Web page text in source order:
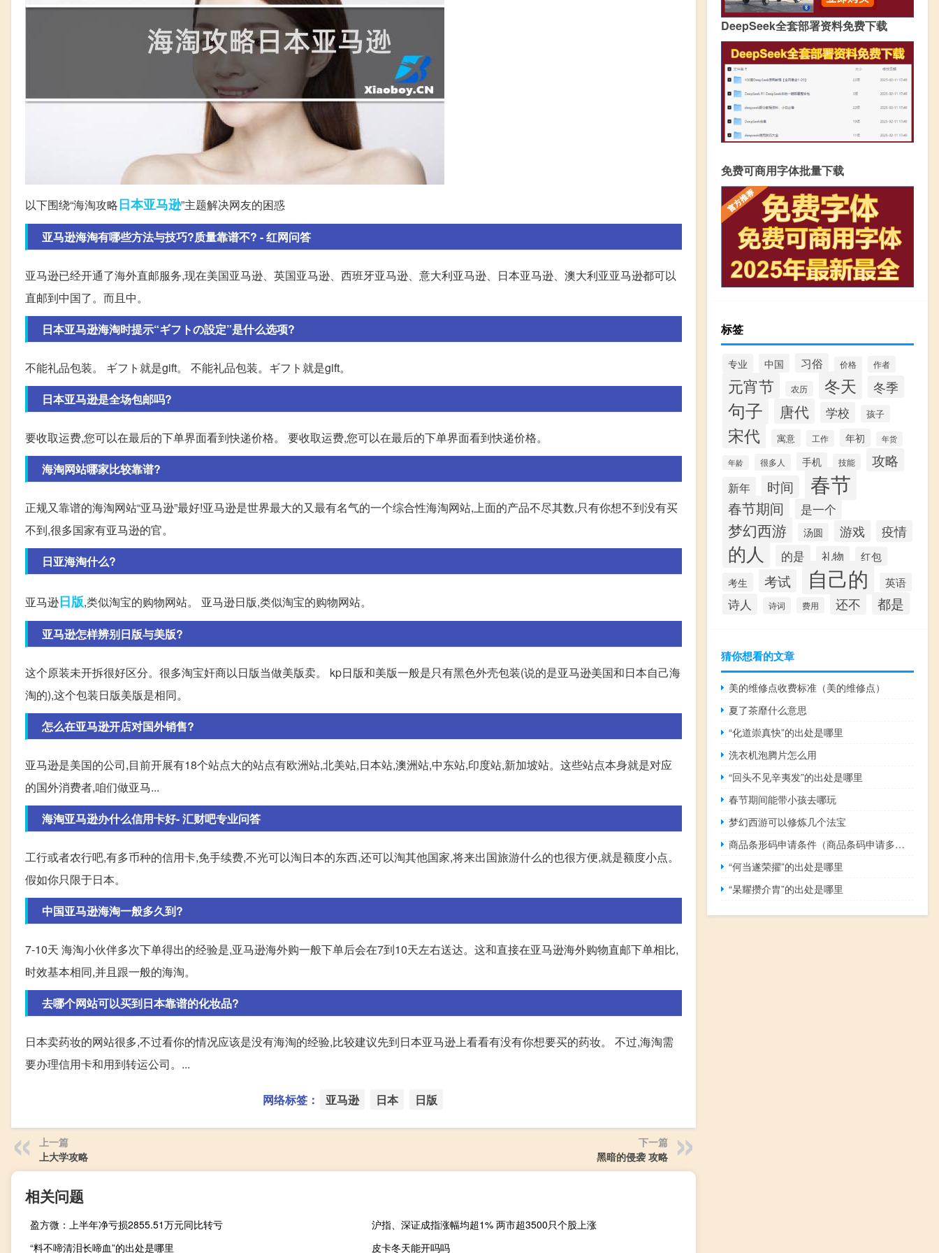
以下围绕“海淘攻略日本亚马逊”主题解决网友的困惑
亚马逊海淘有哪些方法与技巧?质量靠谱不? - 红网问答
亚马逊已经开通了海外直邮服务,现在美国亚马逊、英国亚马逊、西班牙亚马逊、意大利亚马逊、日本亚马逊、澳大利亚亚马逊都可以
直邮到中国了。而且中。
日本亚马逊海淘时提示“ギフトの設定”是什么选项?
不能礼品包装。 ギフト就是gift。 不能礼品包装。ギフト就是gift。
日本亚马逊是全场包邮吗?
要收取运费,您可以在最后的下单界面看到快递价格。 要收取运费,您可以在最后的下单界面看到快递价格。
海淘网站哪家比较靠谱?
正规又靠谱的海淘网站“亚马逊”最好!亚马逊是世界最大的又最有名气的一个综合性海淘网站,上面的产品不尽其数,只有你想不到没有买
不到,很多国家有亚马逊的官。
日亚海淘什么?
亚马逊日版,类似淘宝的购物网站。 亚马逊日版,类似淘宝的购物网站。
亚马逊怎样辨别日版与美版?
这个原装未开拆很好区分。很多淘宝奸商以日版当做美版卖。 kp日版和美版一般是只有黑色外壳包装(说的是亚马逊美国和日本自己海
淘的),这个包装日版美版是相同。
怎么在亚马逊开店对国外销售?
亚马逊是美国的公司,目前开展有18个站点大的站点有欧洲站,北美站,日本站,澳洲站,中东站,印度站,新加坡站。这些站点本身就是对应
的国外消费者,咱们做亚马...
海淘亚马逊办什么信用卡好- 汇财吧专业问答
工行或者农行吧,有多币种的信用卡,免手续费,不光可以淘日本的东西,还可以淘其他国家,将来出国旅游什么的也很方便,就是额度小点。
假如你只限于日本。
中国亚马逊海淘一般多久到?
7-10天 海淘小伙伴多次下单得出的经验是,亚马逊海外购一般下单后会在7到10天左右送达。这和直接在亚马逊海外购物直邮下单相比,
时效基本相同,并且跟一般的海淘。
去哪个网站可以买到日本靠谱的化妆品?
日本卖药妆的网站很多,不过看你的情况应该是没有海淘的经验,比较建议先到日本亚马逊上看看有没有你想要买的药妆。 不过,海淘需
要办理信用卡和用到转运公司。...
网络标签： 亚马逊 日本 日版
上一篇
上大学攻略
下一篇
黑暗的侵袭 攻略
相关问题
盈方微：上半年净亏损2855.51万元同比转亏
沪指、深证成指涨幅均超1% 两市超3500只个股上涨
“料不啼清泪长啼血”的出处是哪里
皮卡冬天能开吗吗
DeepSeek全套部署资料免费下载
免费可商用字体批量下载
标签
专业 中国 习俗 价格 作者
元宵节 农历 冬天 冬季
句子 唐代 学校 孩子
宋代 寓意 工作 年初 年货
年龄 很多人 手机 技能 攻略
新年 时间 春节
春节期间 是一个
梦幻西游 汤圆 游戏 疫情
的人 的是 礼物
红包
考生
考试 自己的 英语
诗人 诗词 费用 还不 都是
猜你想看的文章
美的维修点收费标准（美的维修点）
夏了茶靡什么意思
“化道崇真快”的出处是哪里
洗衣机泡腾片怎么用
“回头不见辛夷发”的出处是哪里
春节期间能带小孩去哪玩
梦幻西游可以修炼几个法宝
商品条形码申请条件（商品条码申请多少费用）
“何当遂荣擢”的出处是哪里
“杲耀攒介胄”的出处是哪里